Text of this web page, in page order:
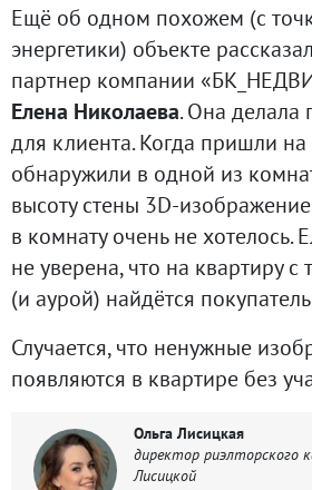
Ещё об одном похожем (с
энергетики) объекте
партнер компании
Елена Николаева. Она делала
для клиента. Когда пришли на
обнаружили в одной из
высоту стены 3D-
в комнату очень не хотелось.
не уверена, что на квартиру
(и аурой) найдётся
Случается, что ненужные
появляются в квартире без
Ольга Лисицкая
директор риэлторского
Лисицкой